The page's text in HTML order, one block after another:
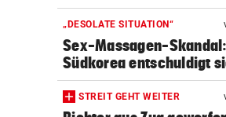
„DESOLATE SITUATION“
Sex-Massagen-Skandal:
Südkorea entschuldigt
STREIT GEHT WEITER